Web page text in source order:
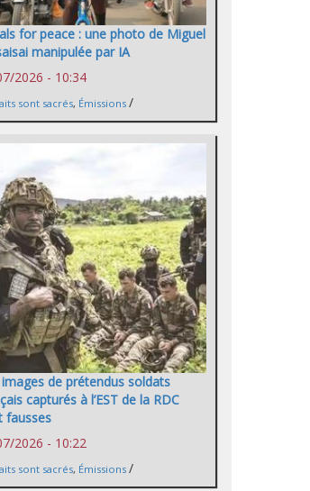
for peace : une photo de Miguel
manipulée par IA
2026 - 10:34
sont sacrés, Émissions /
images de prétendus soldats
capturés à l’EST de la RDC
fausses
2026 - 10:22
sont sacrés, Émissions /